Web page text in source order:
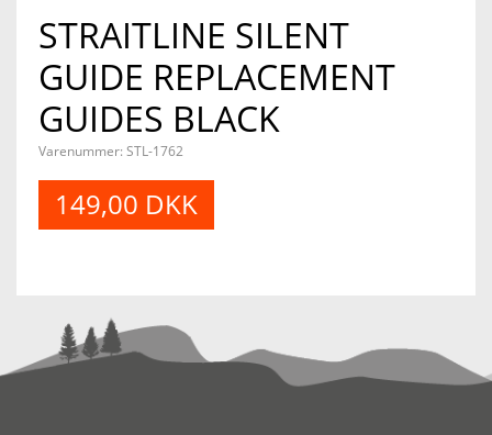
STRAITLINE SILENT
GUIDE REPLACEMENT
GUIDES BLACK
Varenummer: STL-1762
149,00 DKK